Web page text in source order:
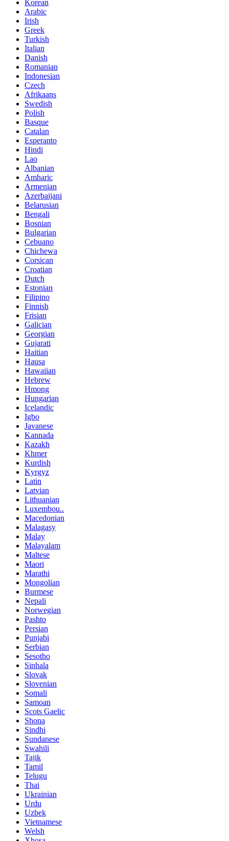
Korean
Arabic
Irish
Greek
Turkish
Italian
Danish
Romanian
Indonesian
Czech
Afrikaans
Swedish
Polish
Basque
Catalan
Esperanto
Hindi
Lao
Albanian
Amharic
Armenian
Azerbaijani
Belarusian
Bengali
Bosnian
Bulgarian
Cebuano
Chichewa
Corsican
Croatian
Dutch
Estonian
Filipino
Finnish
Frisian
Galician
Georgian
Gujarati
Haitian
Hausa
Hawaiian
Hebrew
Hmong
Hungarian
Icelandic
Igbo
Javanese
Kannada
Kazakh
Khmer
Kurdish
Kyrgyz
Latin
Latvian
Lithuanian
Luxembou..
Macedonian
Malagasy
Malay
Malayalam
Maltese
Maori
Marathi
Mongolian
Burmese
Nepali
Norwegian
Pashto
Persian
Punjabi
Serbian
Sesotho
Sinhala
Slovak
Slovenian
Somali
Samoan
Scots Gaelic
Shona
Sindhi
Sundanese
Swahili
Tajik
Tamil
Telugu
Thai
Ukrainian
Urdu
Uzbek
Vietnamese
Welsh